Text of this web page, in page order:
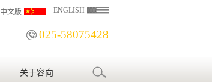
025-58075428
中文版 ENGLISH
关于容向